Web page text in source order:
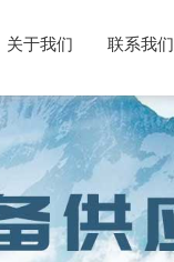
关于我们 联系我们